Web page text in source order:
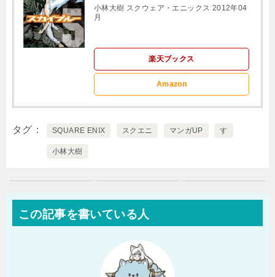
小林大樹 スクウェア・エニックス 2012年04
月
楽天ブックス
Amazon
タグ SQUARE ENIX スクエニ マンガUP す
小林大樹
この記事を書いている人